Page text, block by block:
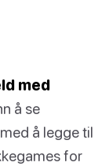
med
å se
å legge til
for